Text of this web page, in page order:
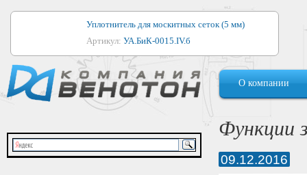
Уплотнитель для москитных сеток (5 мм)
Артикул: УА.БиК-0015.IV.б
Уплотнитель для алюминиевых окон
Артикул:1044
Уплотнитель для деревянных окон
Артикул:УМ.БиК-0062.IV.б
Уплотнитель лоджиевый для (4, 5, 6 мм)
О компании
Функции
09.12.2016